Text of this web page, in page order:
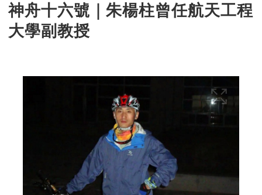
神舟十六號｜朱楊柱曾任航天工程
大學副教授